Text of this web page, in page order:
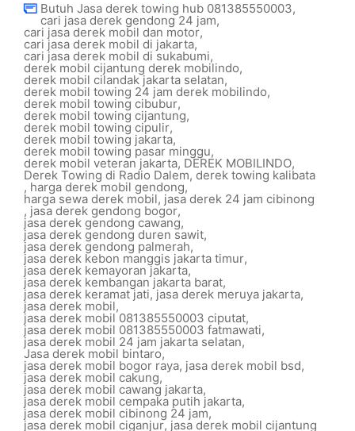
Butuh Jasa derek towing hub 081385550003,
cari jasa derek gendong 24 jam,
cari jasa derek mobil dan motor,
cari jasa derek mobil di jakarta,
cari jasa derek mobil di sukabumi,
derek mobil cijantung derek mobilindo,
derek mobil cilandak jakarta selatan,
derek mobil towing 24 jam derek mobilindo,
derek mobil towing cibubur,
derek mobil towing cijantung,
derek mobil towing cipulir,
derek mobil towing jakarta,
derek mobil towing pasar minggu,
derek mobil veteran jakarta, DEREK MOBILINDO,
Derek Towing di Radio Dalem, derek towing kalibata
, harga derek mobil gendong,
harga sewa derek mobil, jasa derek 24 jam cibinong
, jasa derek gendong bogor,
jasa derek gendong cawang,
jasa derek gendong duren sawit,
jasa derek gendong palmerah,
jasa derek kebon manggis jakarta timur,
jasa derek kemayoran jakarta,
jasa derek kembangan jakarta barat,
jasa derek keramat jati,jasa derek meruya jakarta,
jasa derek mobil,
jasa derek mobil 081385550003 ciputat,
jasa derek mobil 081385550003 fatmawati,
jasa derek mobil 24 jam jakarta selatan,
Jasa derek mobil bintaro,
jasa derek mobil bogor raya, jasa derek mobil bsd,
jasa derek mobil cakung,
jasa derek mobil cawang jakarta,
jasa derek mobil cempaka putih jakarta,
jasa derek mobil cibinong 24 jam,
jasa derek mobil ciganjur, jasa derek mobil cijantung